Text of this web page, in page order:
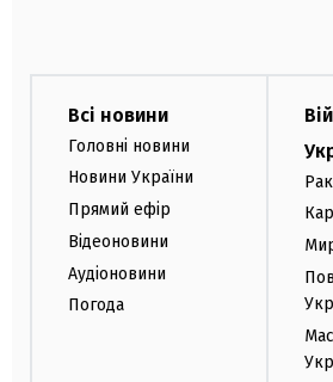
Всі новини
Головні новини
Новини України
Прямий ефір
Відеоновини
Аудіоновини
Погода